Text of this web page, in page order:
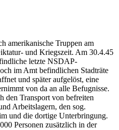
amerikanische Truppen am
und Kriegszeit. Am 30.4.45
letzte NSDAP-
im Amt befindlichen Stadträte
und später aufgelöst, eine
von da an alle Befugnisse.
den Transport von befreiten
Arbeitslagern, den sog.
und die dortige Unterbringung.
Personen zusätzlich in der